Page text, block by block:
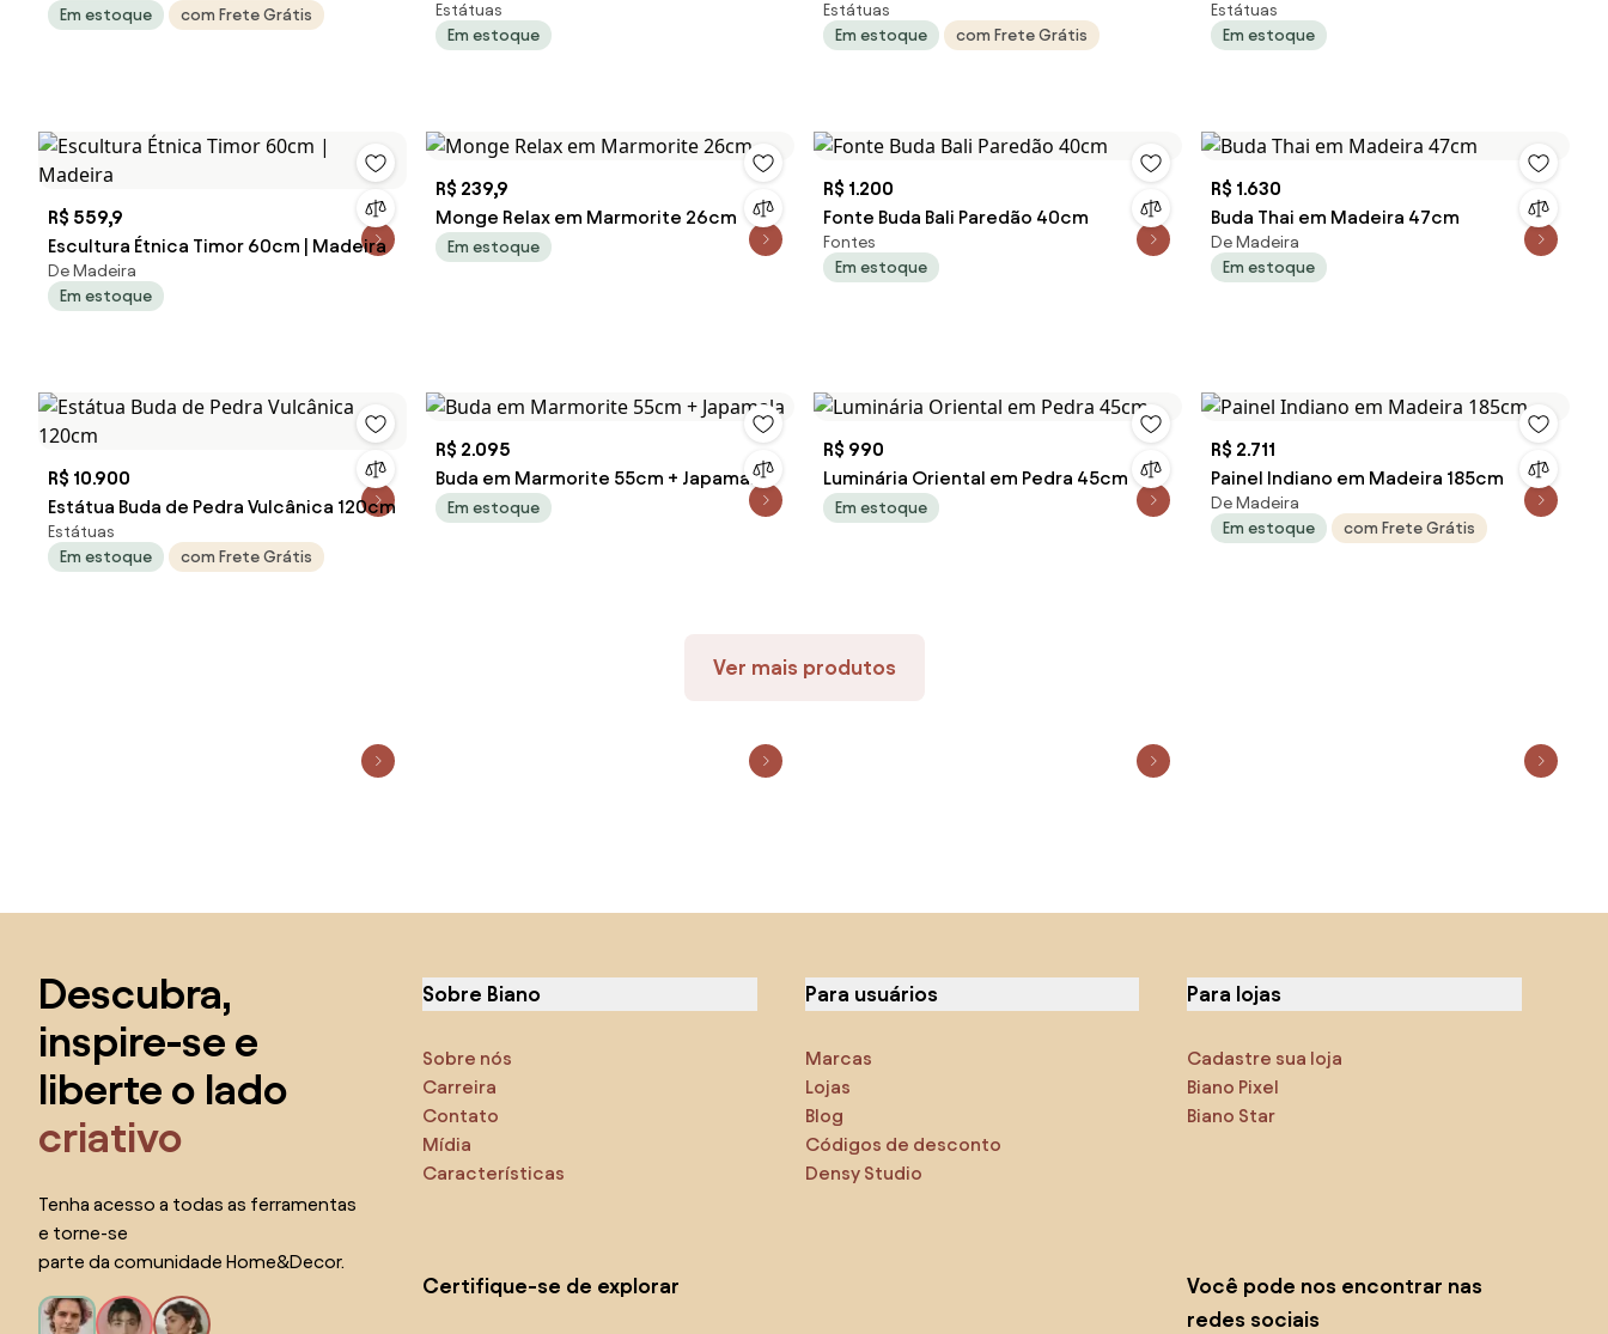
Stone"
Em estoque com Frete Grátis
Estátuas
Em estoque
Bali
Estátuas
Em estoque
com Frete Grátis
Bali
Estátuas
Em estoque
R$ 559,9
Escultura Étnica Timor 60cm | Madeira
De Madeira
Em estoque
R$ 239,9
Monge Relax em Marmorite 26cm
Em estoque
R$ 1.200
Fonte Buda Bali Paredão 40cm
Fontes
Em estoque
R$ 1.630
Buda Thai em Madeira 47cm
De Madeira
Em estoque
R$ 10.900
Estátua Buda de Pedra Vulcânica 120cm
Estátuas
Em estoque
com Frete Grátis
R$ 2.095
Buda em Marmorite 55cm + Japamala
Em estoque
R$ 990
Luminária Oriental em Pedra 45cm
Em estoque
R$ 2.711
Painel Indiano em Madeira 185cm
De Madeira
Em estoque
com Frete Grátis
Ver mais produtos
Descubra,
inspire-se e
liberte o lado
criativo
Tenha acesso a todas as ferramentas
e torne-se
parte da comunidade Home&Decor.
Sobre Biano
Sobre nós
Carreira
Contato
Mídia
Características
Para usuários
Marcas
Lojas
Blog
Códigos de desconto
Densy Studio
Para lojas
Cadastre sua loja
Biano Pixel
Biano Star
Certifique-se de explorar
Você pode nos encontrar nas
redes sociais